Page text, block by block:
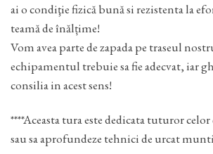
ai o condiţie fizică bună si rezistenta la
teamă de înălțime!
Vom avea parte de zapada pe traseul
echipamentul trebuie sa fie adecvat, iar
consilia in acest sens!
****Aceasta tura este dedicata tuturor celor
sau sa aprofundeze tehnici de urcat